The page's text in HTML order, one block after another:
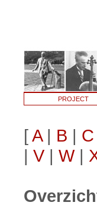
PROJECT
[A| B | C
| V | W|